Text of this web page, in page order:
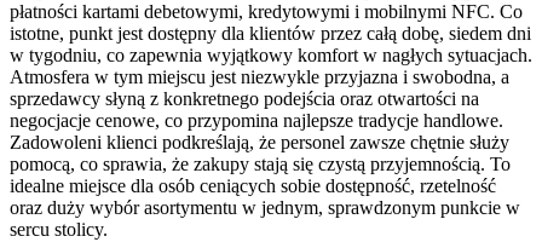
płatności kartami debetowymi, kredytowymi i mobilnymi NFC. Co
istotne, punkt jest dostępny dla klientów przez całą dobę, siedem dni
w tygodniu, co zapewnia wyjątkowy komfort w nagłych sytuacjach.
Atmosfera w tym miejscu jest niezwykle przyjazna i swobodna, a
sprzedawcy słyną z konkretnego podejścia oraz otwartości na
negocjacje cenowe, co przypomina najlepsze tradycje handlowe.
Zadowoleni klienci podkreślają, że personel zawsze chętnie służy
pomocą, co sprawia, że zakupy stają się czystą przyjemnością. To
idealne miejsce dla osób ceniących sobie dostępność, rzetelność
oraz duży wybór asortymentu w jednym, sprawdzonym punkcie w
sercu stolicy.